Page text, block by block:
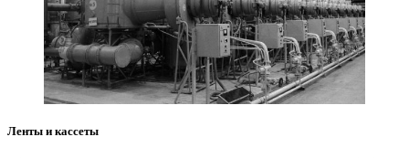
Ленты и кассеты